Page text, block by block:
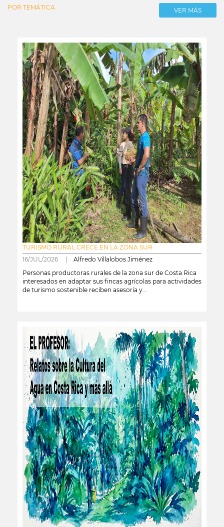
POR TEMÁTICA VER MÁS
TURISMO RURAL CRECE EN LA ZONA SUR
16/JUL/2026 | Alfredo Villalobos Jiménez
Personas productoras rurales de la zona sur de Costa Rica
interesados en adaptar sus fincas agrícolas para actividades
de turismo sostenible reciben asesoría y...